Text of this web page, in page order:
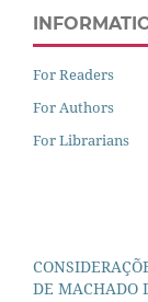
For Readers
For Authors
For Librarians
DE MACHADO